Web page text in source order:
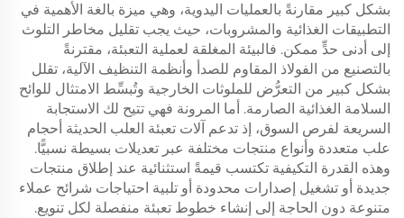
بشكل كبير مقارنةً بالعمليات اليدوية، وهي ميزة بالغة الأهمية في
التطبيقات الغذائية والمشروبات، حيث يجب تقليل مخاطر التلوث
إلى أدنى حدٍّ ممكن. فالبيئة المغلقة لعملية التعبئة، مقترنةً
بالتصنيع من الفولاذ المقاوم للصدأ وأنظمة التنظيف الآلية، تقلل
بشكل كبير من التعرُّض للملوثات الخارجية وتُبسِّط الامتثال للوائح
السلامة الغذائية الصارمة. أما المرونة فهي تتيح لك الاستجابة
السريعة لفرص السوق، إذ تدعم آلات تعبئة العلب الحديثة أحجام
علب متعددة وأنواع منتجات مختلفة عبر تعديلات بسيطة نسبيًّا.
وهذه القدرة التكيفية تكتسب قيمةً استثنائية عند إطلاق منتجات
جديدة أو تشغيل إصدارات محدودة أو تلبية احتياجات شرائح عملاء
متنوعة دون الحاجة إلى إنشاء خطوط تعبئة منفصلة لكل تنويع.